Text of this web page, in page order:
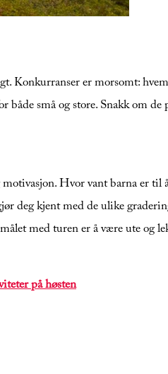
Konkurranser er morsomt:
små og store. Snakk om
Hvor vant barna er
deg kjent med de ulike
med turen er å være ute og
på høsten